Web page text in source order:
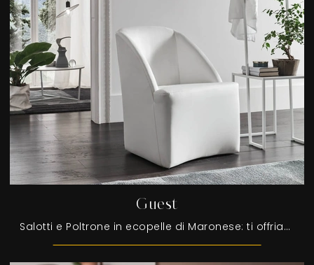
Guest
Salotti e Poltrone in ecopelle di Maronese: ti offriamo il modello Guest in ecopelle per valorizzare i tuoi spazi.